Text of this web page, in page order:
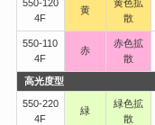
550-120
4F
黄
黄色拡
散
550-110
4F
赤
赤色拡
散
高光度型
550-220
4F
緑
緑色拡
散